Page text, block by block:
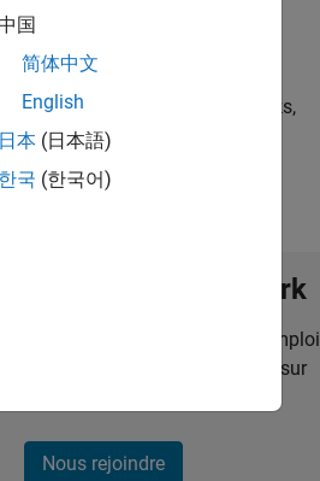
scalable test frameworks,
notre Talent Network
alertes pour des opportunités d'emploi
des articles et des actualités sur
Nous rejoindre
国
简体中文
English
日本 (日本語)
한국 (한국어)